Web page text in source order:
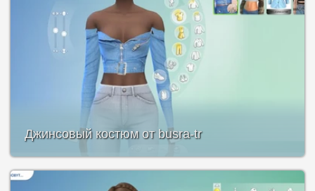
Джинсовый костюм от busra-tr